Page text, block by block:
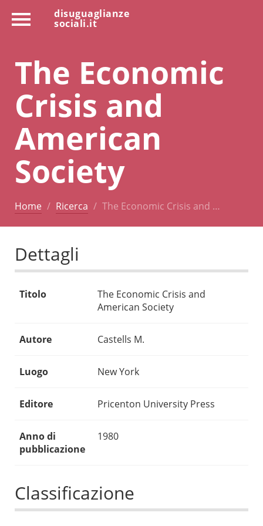
disuguaglianze
sociali.it
The Economic
Crisis and
American
Society
Home Ricerca The Economic Crisis and …
Dettagli
Titolo
The Economic Crisis and
American Society
Autore Castells M.
Luogo New York
Editore Pricenton University Press
Anno di
pubblicazione
1980
Classificazione